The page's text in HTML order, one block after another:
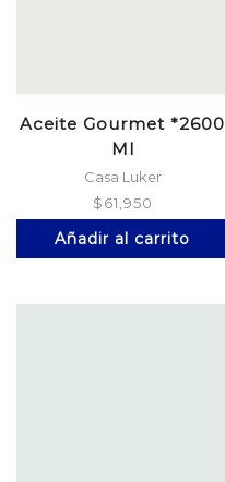
Aceite Gourmet *2600
Ml
Casa Luker
$61,950
Añadir al carrito